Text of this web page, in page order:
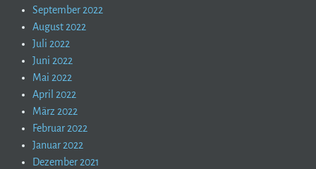
September 2022
August 2022
Juli 2022
Juni 2022
Mai 2022
April 2022
März 2022
Februar 2022
Januar 2022
Dezember 2021